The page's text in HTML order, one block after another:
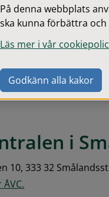
eller privata
i
36 Gislaved.
i
10, 333 32
På denna webbplats
ska kunna förbättra
Läs mer i vår
Godkänn alla kakor